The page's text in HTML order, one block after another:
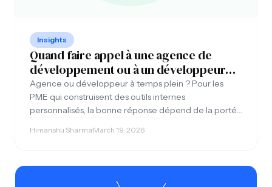
Insights
Quand faire appel à une agence de
développement ou à un développeur
pour votre logiciel ?
Agence ou développeur à temps plein ? Pour les
PME qui construisent des outils internes
personnalisés, la bonne réponse dépend de la portée
Himanshu Sharma·March 19, 2026